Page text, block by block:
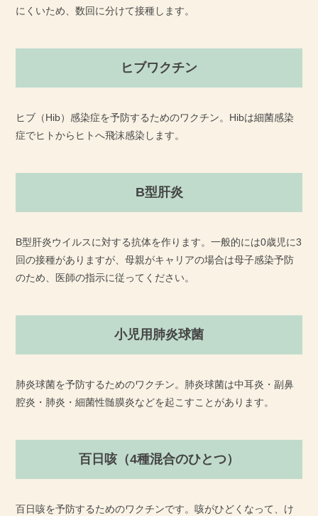
にくいため、数回に分けて接種します。
ヒブワクチン
ヒブ（Hib）感染症を予防するためのワクチン。Hibは細菌感染
症でヒトからヒトへ飛沫感染します。
B型肝炎
B型肝炎ウイルスに対する抗体を作ります。一般的には0歳児に3
回の接種がありますが、母親がキャリアの場合は母子感染予防
のため、医師の指示に従ってください。
小児用肺炎球菌
肺炎球菌を予防するためのワクチン。肺炎球菌は中耳炎・副鼻
腔炎・肺炎・細菌性髄膜炎などを起こすことがあります。
百日咳（4種混合のひとつ）
百日咳を予防するためのワクチンです。咳がひどくなって、け